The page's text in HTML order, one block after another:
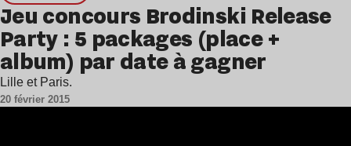
Jeu concours Brodinski Release
Party : 5 packages (place +
album) par date à gagner
Lille et Paris.
20 février 2015